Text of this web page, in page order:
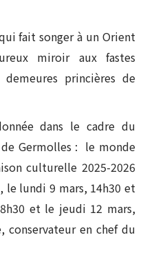
fait songer à un Orient
miroir aux fastes
princières de
dans le cadre du
de Germolles : le monde
culturelle 2025-2026
le lundi 9 mars, 14h30 et
et le jeudi 12 mars,
conservateur en chef du